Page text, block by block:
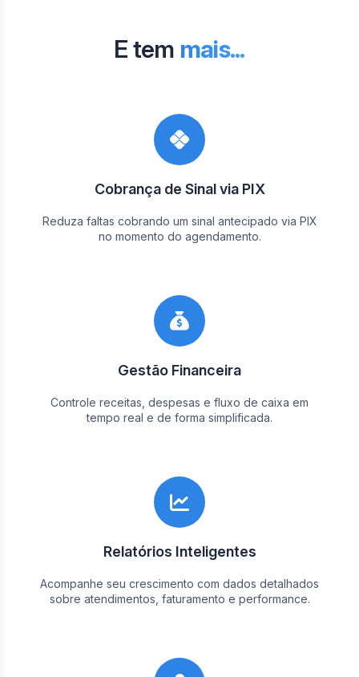
E tem mais...
Cobrança de Sinal via PIX
Reduza faltas cobrando um sinal antecipado via PIX
no momento do agendamento.
Gestão Financeira
Controle receitas, despesas e fluxo de caixa em
tempo real e de forma simplificada.
Relatórios Inteligentes
Acompanhe seu crescimento com dados detalhados
sobre atendimentos, faturamento e performance.